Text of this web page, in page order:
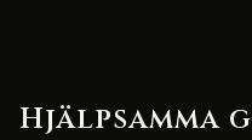
Hjälpsamma